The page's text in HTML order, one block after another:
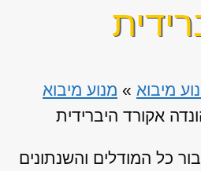
מיבוא » מנוע מיבוא
אקורד היברידית
כל המודלים והשנתונים